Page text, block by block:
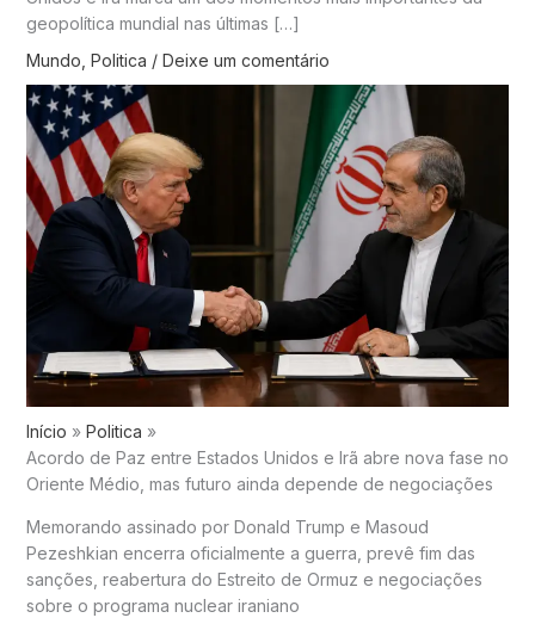
geopolítica mundial nas últimas […]
Mundo Politica / Deixe um comentário
Início
Politica
Acordo de Paz entre Estados Unidos e Irã abre nova fase no
Oriente Médio, mas futuro ainda depende de negociações
Memorando assinado por Donald Trump e Masoud
Pezeshkian encerra oficialmente a guerra, prevê fim das
sanções, reabertura do Estreito de Ormuz e negociações
sobre o programa nuclear iraniano